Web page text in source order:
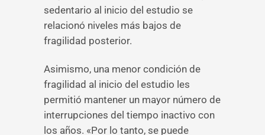
sedentario al inicio del estudio se
relacionó niveles más bajos de
fragilidad posterior.
Asimismo, una menor condición de
fragilidad al inicio del estudio les
permitió mantener un mayor número de
interrupciones del tiempo inactivo con
los años. «Por lo tanto, se puede